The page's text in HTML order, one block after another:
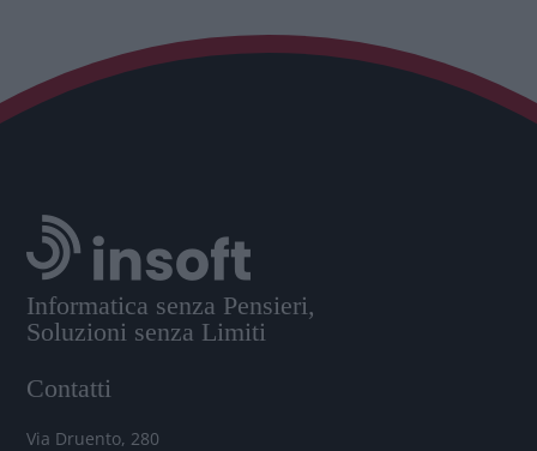
Informatica senza Pensieri,
Soluzioni senza Limiti
Contatti
Via Druento, 280